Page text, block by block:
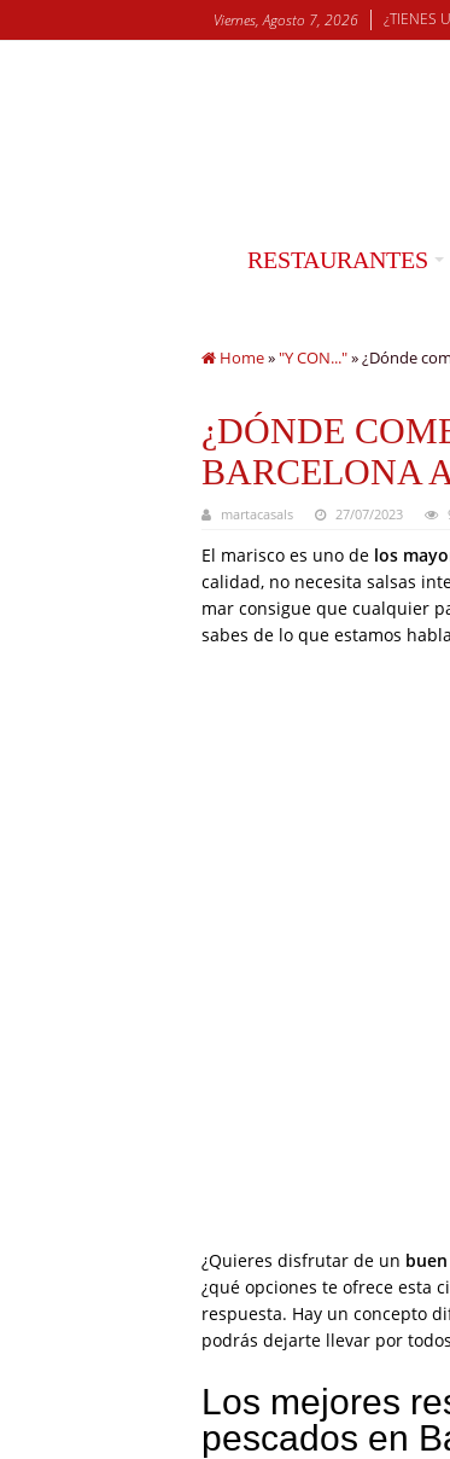
Viernes, Agosto 7, 2026 ¿TIENES
RESTAURANTES
Home»"Y CON..."»¿Dónde
¿DÓNDE
BARCELONA
martacasals 27/07/2023
El marisco es uno de los
calidad, no necesita salsas
mar consigue que cualquier
sabes de lo que estamos
¿Quieres disfrutar de un
¿qué opciones te ofrece esta
respuesta. Hay un concepto
podrás dejarte llevar por
Los mejores
pescados en